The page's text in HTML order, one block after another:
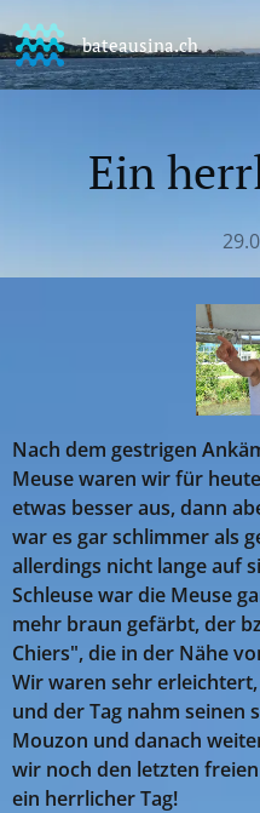
bateausina.ch
Ein
Nach dem gestrigen
Meuse waren wir für
etwas besser aus, dann
war es gar schlimmer als
allerdings nicht lange auf
Schleuse war die Meuse
mehr braun gefärbt, der
Chiers", die in der Nähe
Wir waren sehr
und der Tag nahm seinen
Mouzon und danach
wir noch den letzten
ein herrlicher Tag!